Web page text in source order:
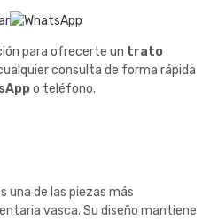
para ofrecerte un trato
consulta de forma rápida
o teléfono.
una de las piezas más
vasca. Su diseño mantiene